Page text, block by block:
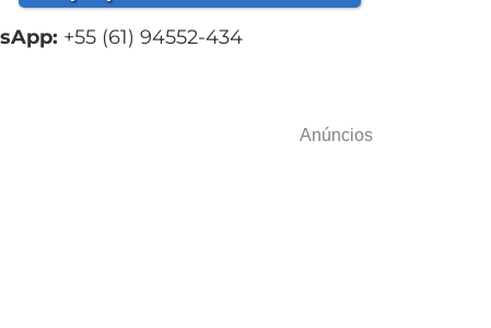
+55 (61) 94552-434
Anúncios